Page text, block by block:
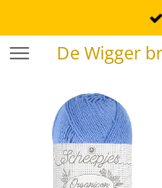
direct
naar
hoofdinhoud
De Wigger